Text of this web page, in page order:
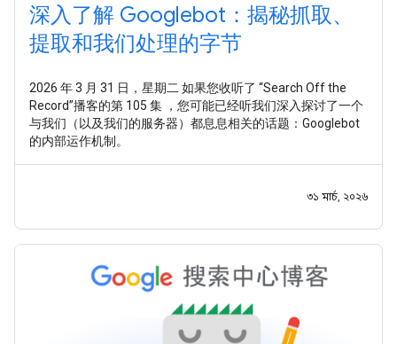
深入了解 Googlebot：揭秘抓取、
提取和我们处理的字节
2026 年 3 月 31 日，星期二 如果您收听了 “Search Off the
Record”播客的第 105 集 ，您可能已经听我们深入探讨了一个
与我们（以及我们的服务器）都息息相关的话题：Googlebot
的内部运作机制。
৩১ মার্চ, ২০২৬